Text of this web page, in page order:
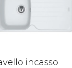
incasso